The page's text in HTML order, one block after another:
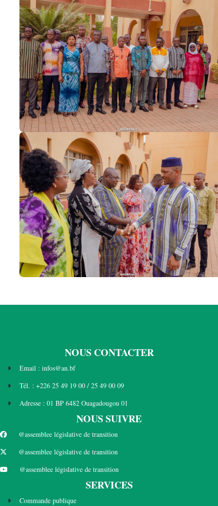
NOUS CONTACTER
Email : infos@an.bf
Tél. : +226 25 49 19 00 / 25 49 00 09
Adresse : 01 BP 6482 Ouagadougou 01
NOUS SUIVRE
@assemblee législative de transition
@assemblee législative de transition
@assemblee législative de transition
SERVICES
Commande publique